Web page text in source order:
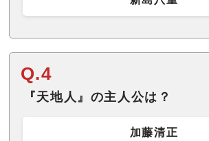
Q.4
『天地人』の主人公は？
加藤清正